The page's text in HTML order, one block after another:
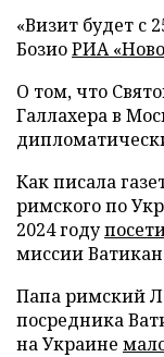
«Визит будет с
БозиоРИА
О том, что
Галлахера в
Как писала
римского по
2024 году
миссии
Папа римский
посредника
на Украине